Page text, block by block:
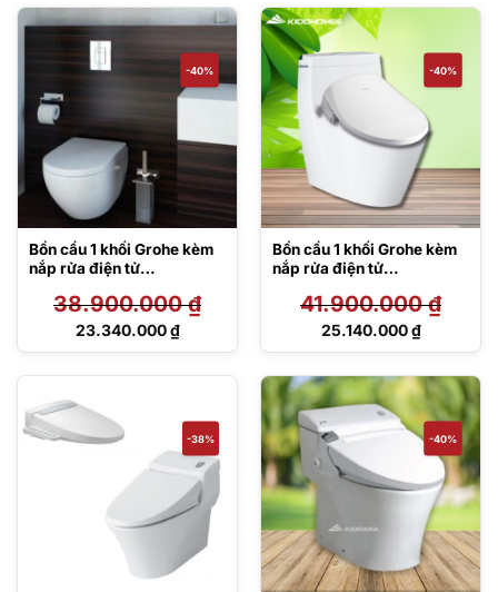
15.530.000 ₫.
tại
11.500.000 ₫.
28.120.000 ₫.
tại
là:
22.360.000 ₫.
-40%
Bồn cầu 1 khối Grohe kèm
nắp rửa điện tử
38.900.000₫
Giá
38.900.000 ₫.
23.340.000₫
Giá
23.340.000 ₫.
-40%
Bồn cầu 1 khối Grohe kèm
nắp rửa điện tử
41.900.000₫
Giá
41.900.000 ₫.
25.140.000₫
Giá
tại
là:
25.140.000 ₫.
-38% -40%